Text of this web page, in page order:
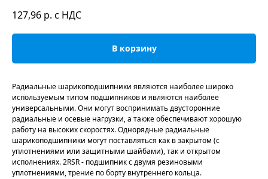
127,96 р. с НДС
В корзину
Радиальные шарикоподшипники являются наиболее широко
используемым типом подшипников и являются наиболее
универсальными. Они могут воспринимать двусторонние
радиальные и осевые нагрузки, а также обеспечивают хорошую
работу на высоких скоростях. Однорядные радиальные
шарикоподшипники могут поставляться как в закрытом (с
уплотнениями или защитными шайбами), так и открытом
исполнениях. 2RSR - подшипник с двумя резиновыми
уплотнениями, трение по борту внутреннего кольца.